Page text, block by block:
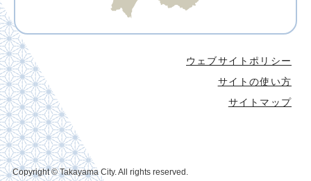
ウェブサイトポリシー
サイトの使い方
サイトマップ
Copyright © Takayama City. All rights reserved.